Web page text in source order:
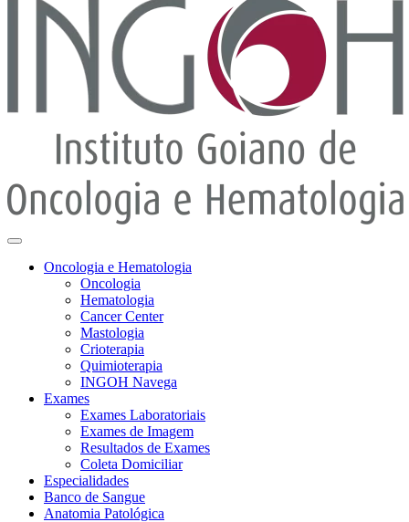
Oncologia e Hematologia
Oncologia
Hematologia
Cancer Center
Mastologia
Crioterapia
Quimioterapia
INGOH Navega
Exames
Exames Laboratoriais
Exames de Imagem
Resultados de Exames
Coleta Domiciliar
Especialidades
Banco de Sangue
Anatomia Patológica